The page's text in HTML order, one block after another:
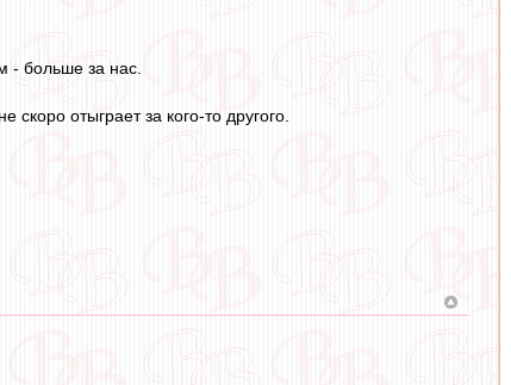
- больше за нас.
скоро отыграет за кого-то другого.